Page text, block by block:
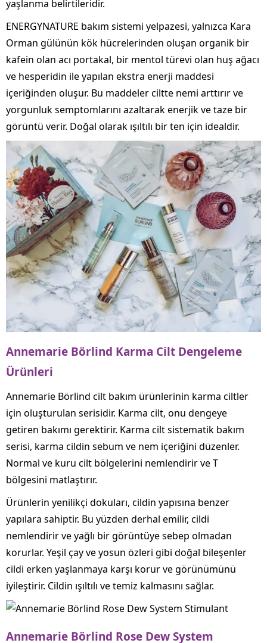
yaşlanma belirtileridir.
ENERGYNATURE bakım sistemi yelpazesi, yalnızca Kara
Orman gülünün kök hücrelerinden oluşan organik bir
kafein olan acı portakal, bir mentol türevi olan huş ağacı
ve hesperidin ile yapılan ekstra enerji maddesi
içeriğinden oluşur. Bu maddeler ciltte nemi arttırır ve
yorgunluk semptomlarını azaltarak enerjik ve taze bir
görüntü verir. Doğal olarak ışıltılı bir ten için idealdir.
Annemarie Börlind Karma Cilt Dengeleme
Ürünleri
Annemarie Börlind cilt bakım ürünlerinin karma ciltler
için oluşturulan serisidir. Karma cilt, onu dengeye
getiren bakımı gerektirir. Karma cilt sistematik bakım
serisi, karma cildin sebum ve nem içeriğini düzenler.
Normal ve kuru cilt bölgelerini nemlendirir ve T
bölgesini matlaştırır.
Ürünlerin yenilikçi dokuları, cildin yapısına benzer
yapılara sahiptir. Bu yüzden derhal emilir, cildi
nemlendirir ve yağlı bir görüntüye sebep olmadan
korurlar. Yeşil çay ve yosun özleri gibi doğal bileşenler
cildi erken yaşlanmaya karşı korur ve görünümünü
iyileştirir. Cildin ışıltılı ve temiz kalmasını sağlar.
Annemarie Börlind Rose Dew System